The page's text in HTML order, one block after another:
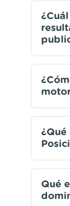
¿Qué
Qué